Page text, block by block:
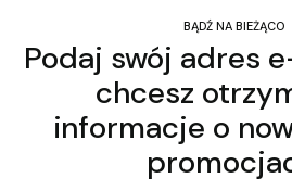
BĄDŹ NA BIEŻĄCO
Podaj swój adres
chcesz
informacje o